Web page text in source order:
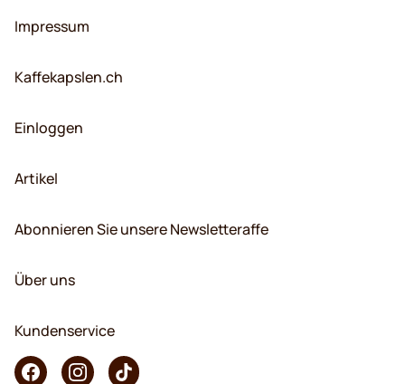
Impressum
Kaffekapslen.ch
Einloggen
Artikel
Abonnieren Sie unsere Newsletteraffe
Über uns
Kundenservice